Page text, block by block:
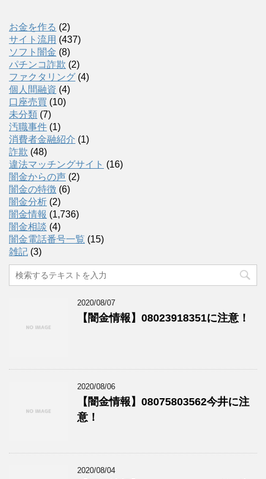
お金を作る (2)
サイト流用 (437)
ソフト闇金 (8)
パチンコ詐欺 (2)
ファクタリング (4)
個人間融資 (4)
口座売買 (10)
未分類 (7)
汚職事件 (1)
消費者金融紹介 (1)
詐欺 (48)
違法マッチングサイト (16)
闇金からの声 (2)
闇金の特徴 (6)
闇金分析 (2)
闇金情報 (1,736)
闇金相談 (4)
闇金電話番号一覧 (15)
雑記 (3)
2020/08/07
【闇金情報】08023918351に注意！
2020/08/06
【闇金情報】08075803562今井に注
意！
2020/08/04